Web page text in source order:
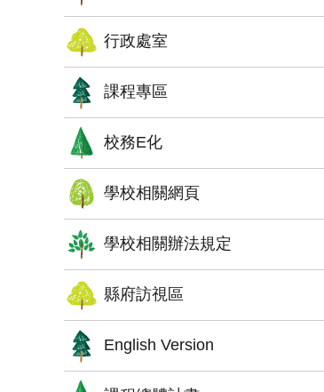
行政處室
課程專區
校務E化
學校相關網頁
學校相關辦法規定
縣府訪視區
English Version